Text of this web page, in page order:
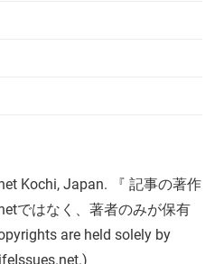
Kochi, Japan. 『 記事の著作
ではなく、著者のみが保有
are held solely by